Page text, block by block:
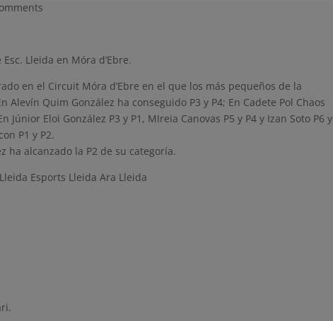
Lleida en Móra d’Ebre.
en el Circuit Móra d’Ebre en el que los más pequeños de la
Quim González ha conseguido P3 y P4; En Cadete Pol Chaos
Júnior Eloi González P3 y P1, MIreia Canovas P5 y P4 y Izan Soto P6 y
P1 y P2.
ha alcanzado la P2 de su categoría.
Esports Lleida Ara Lleida